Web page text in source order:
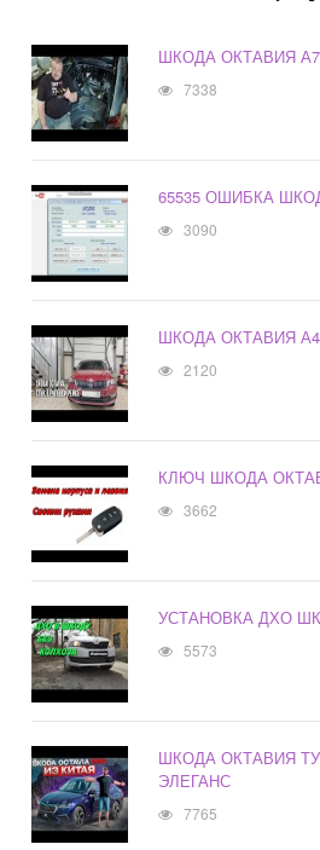
ШКОДА ОКТАВИЯ
7338
65535 ОШИБКА
3090
ШКОДА ОКТАВИЯ
2120
КЛЮЧ ШКОДА
3662
УСТАНОВКА ДХО
5573
ШКОДА ОКТАВИЯ
ЭЛЕГАНС
7765